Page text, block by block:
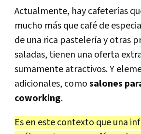
Actualmente, hay cafeterías
mucho más que café de
de una rica pastelería y otras
saladas, tienen una oferta
sumamente atractivos. Y
adicionales, comosalones
coworking.
Es en este contexto que una